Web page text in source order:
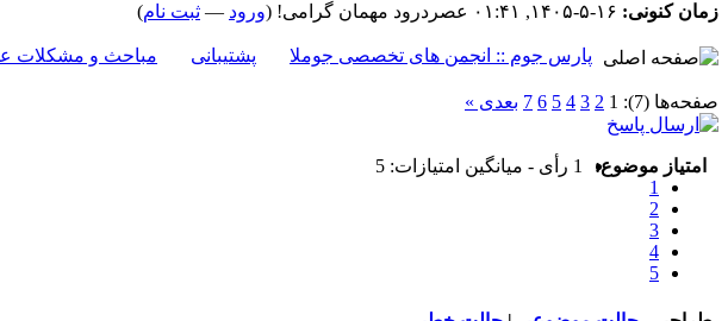
زمان کنونی: ۱۶-۵-۱۴۰۵, ۰۱:۴۱ عصر درود مهمان گرامی! (ورود — ثبت نام)
پارس جوم :: انجمن های تخصصی جوملا پشتیبانی مباحث و مشکلات
صفحه‌ها (7): 1
2
3
4
5
6
7 بعدی »
امتیاز موضوع:
1 رأی - میانگین امتیازات: 5
1
2
3
4
5